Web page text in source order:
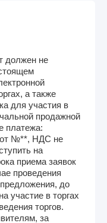
должен не
а также
для участия в
продажной
платежа:
№**, НДС не
на
приема заявок
проведения
до
участие в торгах
торгов.
за